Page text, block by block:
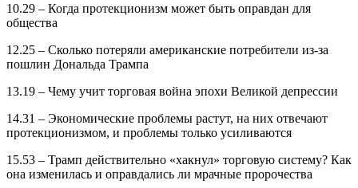
10.29 – Когда протекционизм может быть оправдан для
общества
12.25 – Сколько потеряли американские потребители из-за
пошлин Дональда Трампа
13.19 – Чему учит торговая война эпохи Великой депрессии
14.31 – Экономические проблемы растут, на них отвечают
протекционизмом, и проблемы только усиливаются
15.53 – Трамп действительно «хакнул» торговую систему? Как
она изменилась и оправдались ли мрачные пророчества